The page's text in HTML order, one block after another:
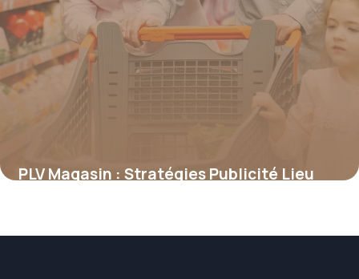
PLV Magasin : Stratégies Publicité Lieu